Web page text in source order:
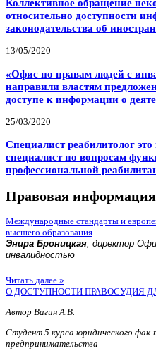
Коллективное обращение
относительно доступности
законодательства об
13/05/2020
«Офис по правам людей с
направили властям
доступе к информации о
25/03/2020
Специалист реабилитолог
специалист по вопросам
профессиональной
Правовая информация
Международные стандарты и
высшего образования
Энира Броницкая, директор
инвалидностью
Читать далее »
О ДОСТУПНОСТИ ПРАВОСУДИЯ
Автор Вагин А.В.
Студент 5 курса юридического
предпринимательства